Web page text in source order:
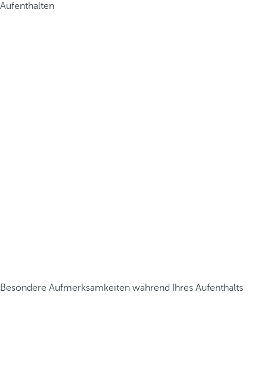
Aufenthalten
Besondere Aufmerksamkeiten während Ihres Aufenthalts